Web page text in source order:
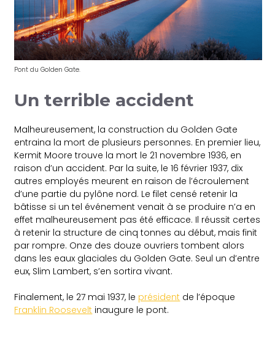
Pont du Golden Gate.
Un terrible accident
Malheureusement, la construction du Golden Gate
entraina la mort de plusieurs personnes. En premier lieu,
Kermit Moore trouve la mort le 21 novembre 1936, en
raison d’un accident. Par la suite, le 16 février 1937, dix
autres employés meurent en raison de l’écroulement
d’une partie du pylône nord. Le filet censé retenir la
bâtisse si un tel événement venait à se produire n’a en
effet malheureusement pas été efficace. Il réussit certes
à retenir la structure de cinq tonnes au début, mais finit
par rompre. Onze des douze ouvriers tombent alors
dans les eaux glaciales du Golden Gate. Seul un d’entre
eux, Slim Lambert, s’en sortira vivant.
Finalement, le 27 mai 1937, le président de l’époque
Franklin Roosevelt inaugure le pont.